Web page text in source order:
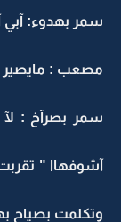
سمر بهدوء:
مصعب : مآيصير
سمر بصرآخ : لآ
آشوفهاا "
وتكلمت بصياح